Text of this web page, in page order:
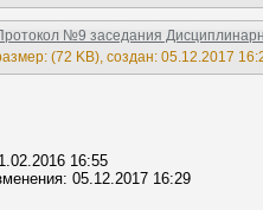
№9 заседания
(72 KB), создан: 05.12.2017
16:55
05.12.2017 16:29